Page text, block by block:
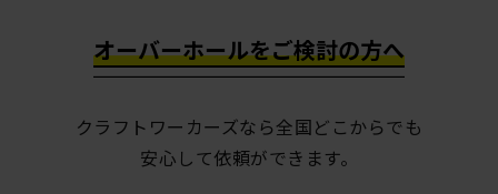
オーバーホールをご検討の方へ
クラフトワーカーズなら全国どこからでも
安心して依頼ができます。